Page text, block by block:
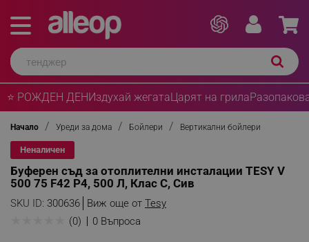
⭐ РОЖДЕН ДЕНИздухай жегатаЦарят на грила
Начало Уреди за дома Бойлери Вертикални бойлери
Неналичен
Буферeн съд за отоплителни инсталации TESY V
500 75 F42 P4, 500 Л, Клас C, Сив
SKU ID: 300636 Виж още от Tesy
(0) 0 Въпроса